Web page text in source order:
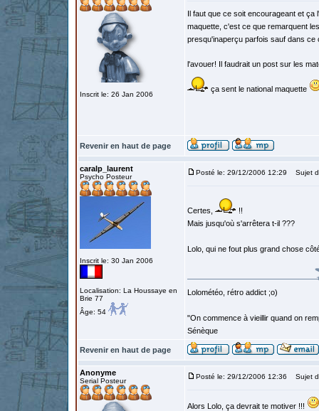
Inscrit le: 26 Jan 2006
Il faut que ce soit encourageant et ça
maquette, c'est ce que remarquent
presqu'inaperçu parfois sauf dans
l'avouer! Il faudrait un post sur les
ça sent le national maquette
Revenir en haut de page
caralp_laurent
Psycho Posteur
Inscrit le: 30 Jan 2006
Localisation: La Houssaye en
Brie 77
Âge: 54
Posté le: 29/12/2006 12:29 Sujet
Certes,
!!
Mais jusqu'où s'arrêtera t-il ???
Lolo, qui ne fout plus grand chose
Lolométéo, rétro addict ;o)
"On commence à vieillir quand on
Sénèque
Revenir en haut de page
Anonyme
Serial Posteur
Posté le: 29/12/2006 12:36 Sujet
Alors Lolo, ça devrait te motiver !!!